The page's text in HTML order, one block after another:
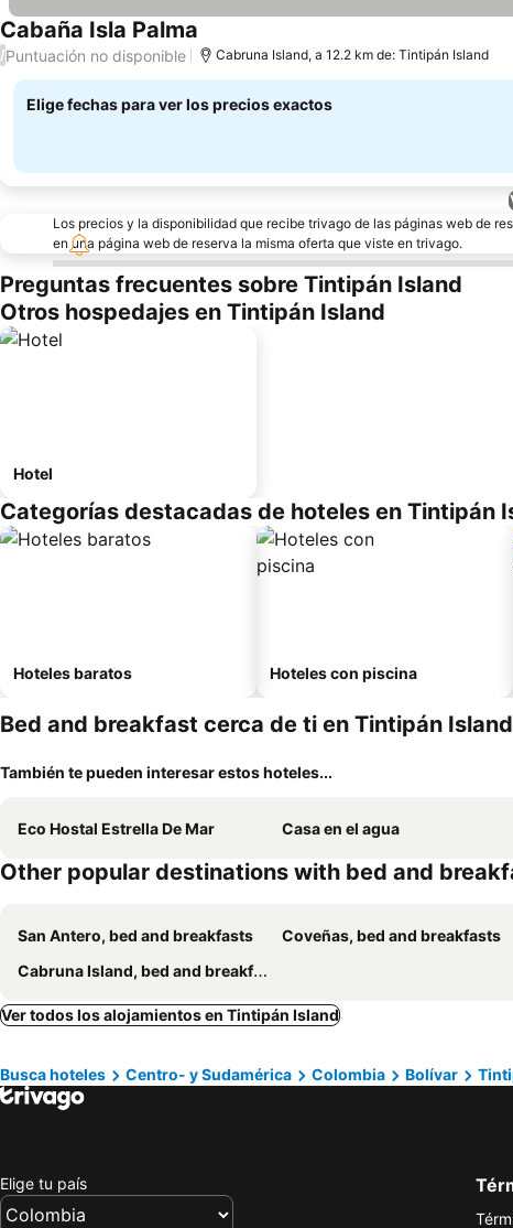
Cabaña Isla Palma
/Puntuación no disponible Cabruna Island, a 12.2 km de: Tintipán Island
Elige fechas para ver los precios exactos
Los precios y la disponibilidad que recibe trivago de las páginas web de
en una página web de reserva la misma oferta que viste en trivago.
Preguntas frecuentes sobre Tintipán Island
Otros hospedajes en Tintipán Island
Hotel
Categorías destacadas de hoteles en Tintipán
Hoteles baratos Hoteles con piscina
Bed and breakfast cerca de ti en Tintipán Island
También te pueden interesar estos hoteles...
Eco Hostal Estrella De Mar Casa en el agua
Other popular destinations with bed and
San Antero, bed and breakfasts Coveñas, bed and breakfasts
Cabruna Island, bed and breakfasts
Ver todos los alojamientos en Tintipán Island
Busca hoteles Centro- y Sudamérica Colombia Bolívar
Elige tu país